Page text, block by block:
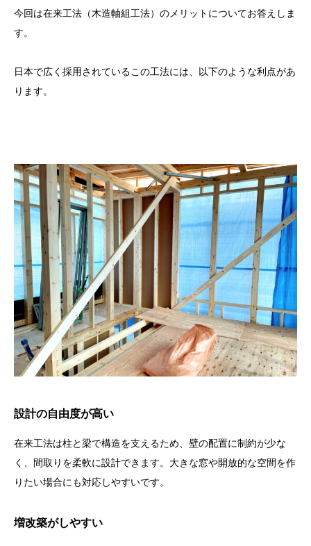
今回は在来工法（木造軸組工法）のメリットについてお答えしま
す。
日本で広く採用されているこの工法には、以下のような利点があ
ります。
設計の自由度が高い
在来工法は柱と梁で構造を支えるため、壁の配置に制約が少な
く、間取りを柔軟に設計できます。大きな窓や開放的な空間を作
りたい場合にも対応しやすいです。
増改築がしやすい